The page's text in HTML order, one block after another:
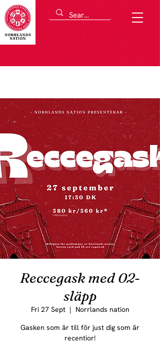
Reccegask med 02-
släpp
Fri 27 Sept
  |
Norrlands nation
Gasken som är till för just dig som är
recentior!